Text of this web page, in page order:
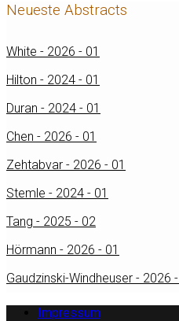
Neueste Abstracts
White - 2026 - 01
Hilton - 2024 - 01
Duran - 2024 - 01
Chen - 2026 - 01
Zehtabvar - 2026 - 01
Stemle - 2024 - 01
Tang - 2025 - 02
Hörmann - 2026 - 01
Gaudzinski-Windheuser - 2026 -
Impressum